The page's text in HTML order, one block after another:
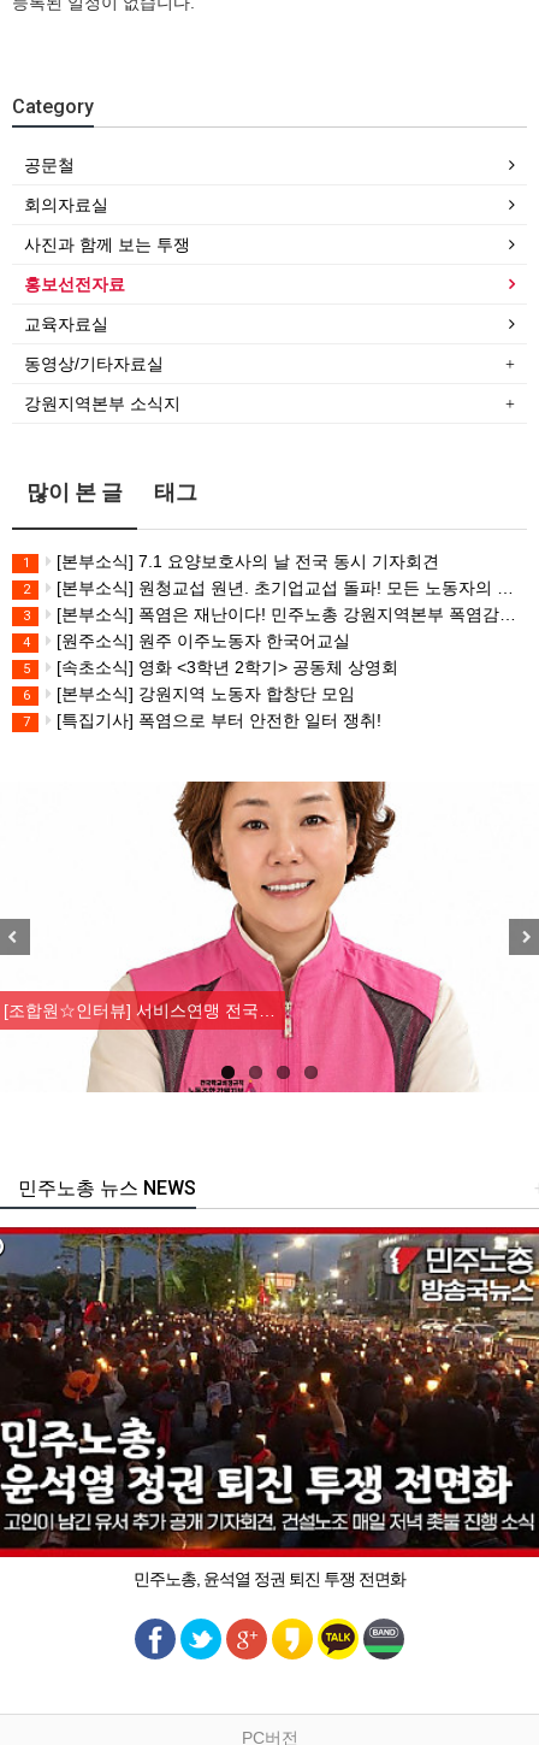
Category
공문철
회의자료실
사진과 함께 보는 투쟁
홍보선전자료
교육자료실
동영상/기타자료실
강원지역본부 소식지
많이 본 글 태그
1 [본부소식] 7.1 요양보호사의 날 전국 동시 기자회견
2 [본부소식] 원청교섭 원년. 초기업교섭 돌파! 모든 노동자의 노동기본권 쟁취! 민주노총 7.15 총파업대회
3 [본부소식] 폭염은 재난이다! 민주노총 강원지역본부 폭염감시단 선포 기자회견
4 [원주소식] 원주 이주노동자 한국어교실
5 [속초소식] 영화 <3학년 2학기> 공동체 상영회
6 [본부소식] 강원지역 노동자 합창단 모임
7 [특집기사] 폭염으로 부터 안전한 일터 쟁취!
[조합원☆인터뷰] 서비스연맹 전국…
주노총 뉴스 NEWS
민주노총, 윤석열 정권 퇴진 투쟁 전면화
PC버전